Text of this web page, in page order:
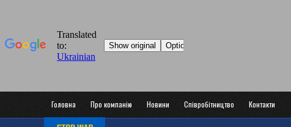
Головна Про компанію Новини Співробітництво Контакти